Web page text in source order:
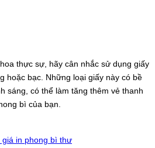
thực sự, hãy cân nhắc sử dụng giấy
hoặc bạc. Những loại giấy này có bề
sáng, có thể làm tăng thêm vẻ thanh
bì của bạn.